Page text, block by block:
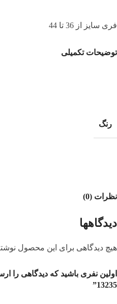
فری سایز از 36 تا 44
توضیحات تکمیلی
رنگ
نظرات (0)
دیدگاهها
هیچ دیدگاهی برای این محصول
اولین نفری باشید که دیدگاهی را
13235”